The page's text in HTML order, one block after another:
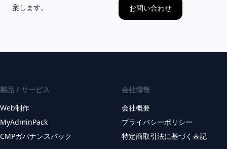
案します。
お問い合わせ
製品 / サービス
Web制作
MyAdminPack
CMPガバナンスパック
会社情報
会社概要
プライバシーポリシー
特定商取引法に基づく表記